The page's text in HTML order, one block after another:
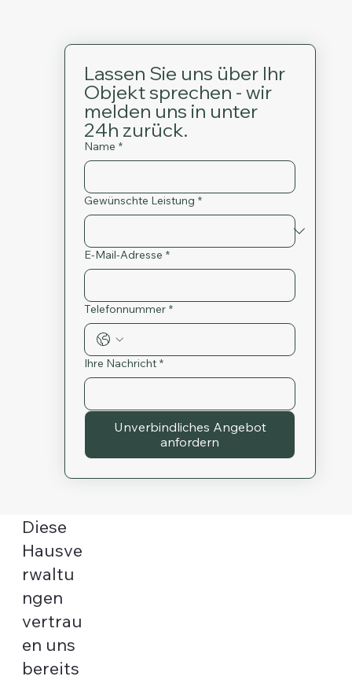
Lassen Sie uns über Ihr
Objekt sprechen - wir
melden uns in unter
24h zurück.
Name *
Gewünschte Leistung *
E-Mail-Adresse *
Telefonnummer *
Ihre Nachricht *
Unverbindliches Angebot
anfordern
Diese
Hausve
rwaltu
ngen
vertrau
en uns
bereits